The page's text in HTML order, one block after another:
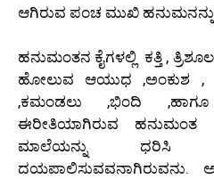
ಆಗಿರುವ ಪಂಚ ಮುಖಿ ಹನುಮನನ್ನು
ಹನುಮಂತನ ಕೈಗಳಲ್ಲಿ ಕತ್ತಿ ,
ಹೋಲುವ ಆಯುಧ ,ಅಂಕುಶ ,
,ಕಮಂಡಲು ,ಭಿಂದಿ ,ಹಾಗೂ
ಈರೀತಿಯಾಗಿರುವ
ಮಾಲೆಯನ್ನು ಧರಿಸಿ